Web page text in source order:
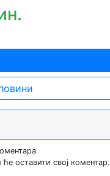
ће оставити свој коментар.